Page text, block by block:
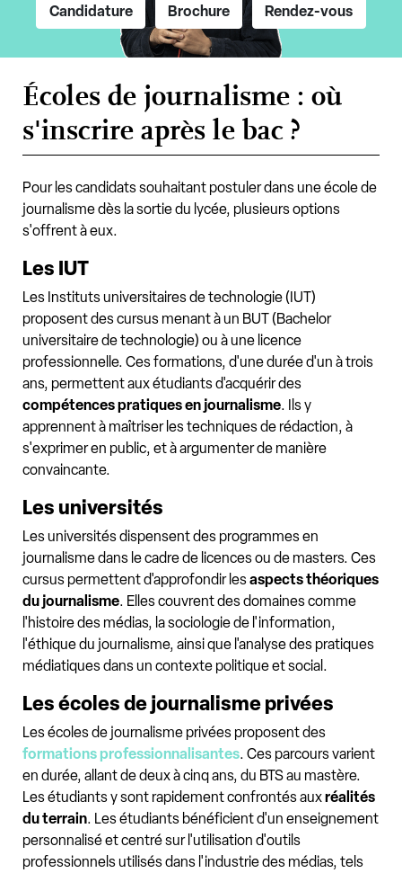
Candidature Brochure Rendez-vous
Écoles de journalisme : où
s'inscrire après le bac ?
Pour les candidats souhaitant postuler dans une école de
journalisme dès la sortie du lycée, plusieurs options
s'offrent à eux.
Les IUT
Les Instituts universitaires de technologie (IUT)
proposent des cursus menant à un BUT (Bachelor
universitaire de technologie) ou à une licence
professionnelle. Ces formations, d'une durée d'un à trois
ans, permettent aux étudiants d'acquérir des
compétences pratiques en journalisme. Ils y
apprennent à maîtriser les techniques de rédaction, à
s'exprimer en public, et à argumenter de manière
convaincante.
Les universités
Les universités dispensent des programmes en
journalisme dans le cadre de licences ou de masters. Ces
cursus permettent d'approfondir lesaspects théoriques
du journalisme. Elles couvrent des domaines comme
l'histoire des médias, la sociologie de l'information,
l'éthique du journalisme, ainsi que l'analyse des pratiques
médiatiques dans un contexte politique et social.
Les écoles de journalisme privées
Les écoles de journalisme privées proposent des
formations professionnalisantes. Ces parcours varient
en durée, allant de deux à cinq ans, du BTS au mastère.
Les étudiants y sont rapidement confrontés auxréalités
du terrain. Les étudiants bénéficient d'un enseignement
personnalisé et centré sur l'utilisation d'outils
professionnels utilisés dans l'industrie des médias, tels